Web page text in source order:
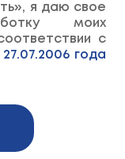
я даю свое
моих
с
года